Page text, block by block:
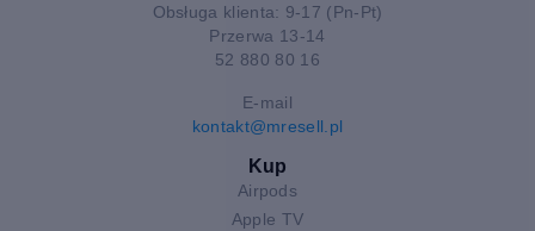
Obsługa klienta: 9-17 (Pn-Pt)
Przerwa 13-14
52 880 80 16
E-mail
kontakt@mresell.pl
Kup
Airpods
Apple TV